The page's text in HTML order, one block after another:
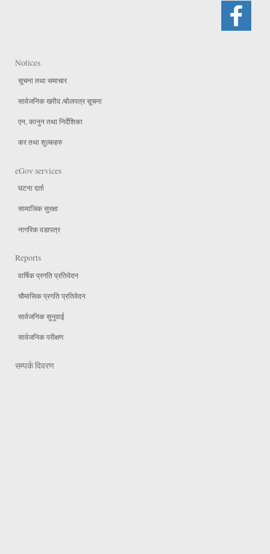
Notices
सूचना तथा समाचार
सार्वजनिक खरीद /बोलपत्र सूचना
एन, कानुन तथा निर्देशिका
कर तथा शुल्कहरु
eGov services
घटना दर्ता
सामाजिक सुरक्षा
नागरिक वडापत्र
Reports
वार्षिक प्रगति प्रतिवेदन
चौमासिक प्रगति प्रतिवेदन
सार्वजनिक सुनुवाई
सार्वजनिक परीक्षण
सम्पर्क विवरण